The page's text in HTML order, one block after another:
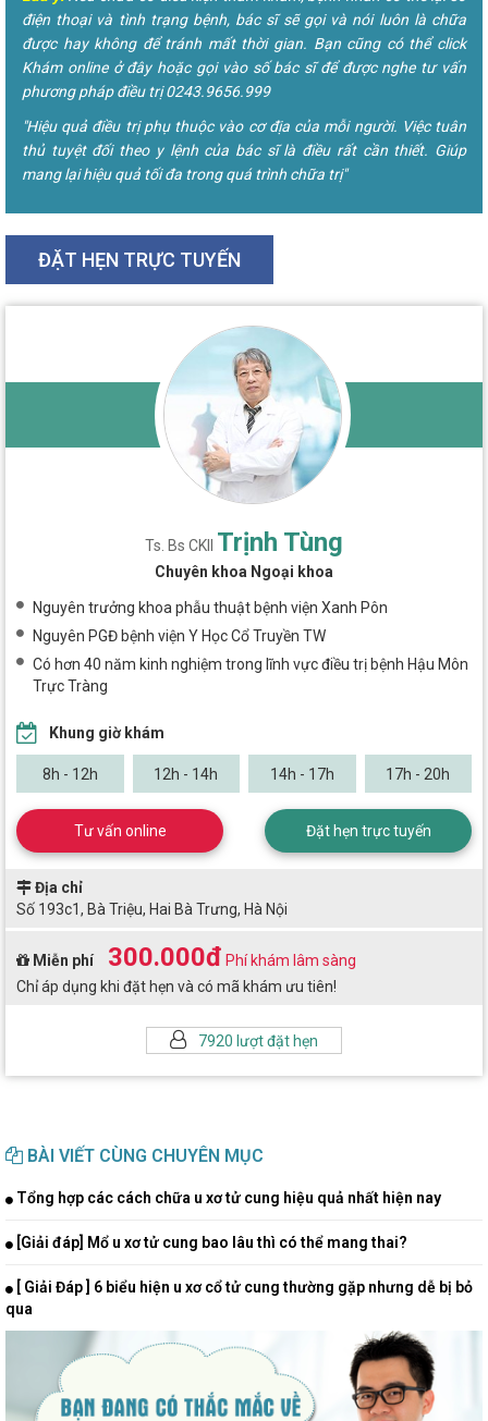
điện thoại và tình trạng bệnh, bác sĩ sẽ gọi và nói luôn là chữa
được hay không để tránh mất thời gian. Bạn cũng có thể click
Khám online ở đây hoặc gọi vào số bác sĩ để được nghe tư vấn
phương pháp điều trị 0243.9656.999
"Hiệu quả điều trị phụ thuộc vào cơ địa của mỗi người. Việc tuân
thủ tuyệt đối theo y lệnh của bác sĩ là điều rất cần thiết. Giúp
mang lại hiệu quả tối đa trong quá trình chữa trị"
ĐẶT HẸN TRỰC TUYẾN
Ts. Bs CKII Trịnh Tùng
Chuyên khoa Ngoại khoa
Nguyên trưởng khoa phẫu thuật bệnh viện Xanh Pôn
Nguyên PGĐ bệnh viện Y Học Cổ Truyền TW
Có hơn 40 năm kinh nghiệm trong lĩnh vực điều trị bệnh Hậu Môn
Trực Tràng
7920 lượt đặt hẹn
Khung giờ khám
8h - 12h 12h - 14h 14h - 17h 17h - 20h
Tư vấn online Đặt hẹn trực tuyến
Địa chỉ
Số 193c1, Bà Triệu, Hai Bà Trưng, Hà Nội
Miễn phí 300.000đ Phí khám lâm sàng
Chỉ áp dụng khi đặt hẹn và có mã khám ưu tiên!
BÀI VIẾT CÙNG CHUYÊN MỤC
Tổng hợp các cách chữa u xơ tử cung hiệu quả nhất hiện nay
[Giải đáp] Mổ u xơ tử cung bao lâu thì có thể mang thai?
[ Giải Đáp ] 6 biểu hiện u xơ cổ tử cung thường gặp nhưng dễ bị bỏ
qua